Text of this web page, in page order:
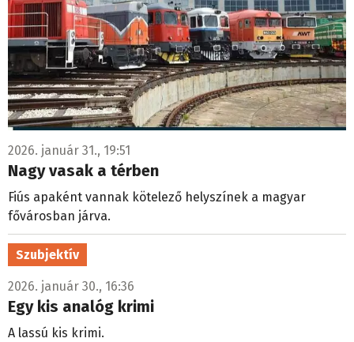
2026. január 31., 19:51
Nagy vasak a térben
Fiús apaként vannak kötelező helyszínek a magyar
fővárosban járva.
Szubjektív
2026. január 30., 16:36
Egy kis analóg krimi
A lassú kis krimi.